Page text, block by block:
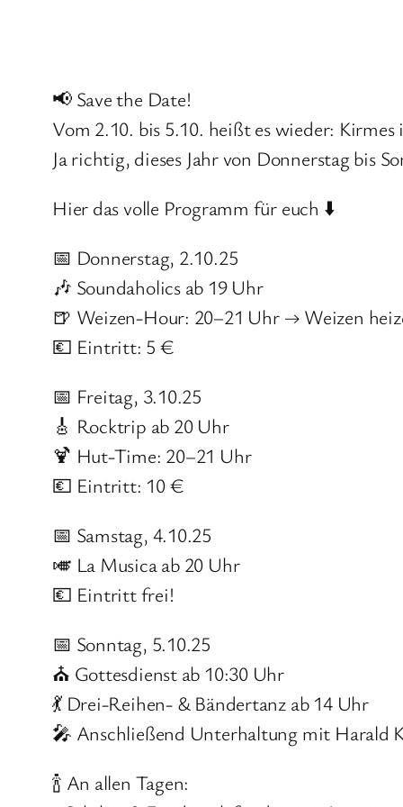
📢 Save the Date!
Vom 2.10. bis 5.10. heißt es wieder: Kirmes
Ja richtig, dieses Jahr von Donnerstag bis
Hier das volle Programm für euch ⬇️
📅 Donnerstag, 2.10.25
🎶 Soundaholics ab 19 Uhr
🍺 Weizen-Hour: 20–21 Uhr → Weizen
💶 Eintritt: 5 €
📅 Freitag, 3.10.25
🎸 Rocktrip ab 20 Uhr
🍹 Hut-Time: 20–21 Uhr
💶 Eintritt: 10 €
📅 Samstag, 4.10.25
🎺 La Musica ab 20 Uhr
💶 Eintritt frei!
📅 Sonntag, 5.10.25
⛪ Gottesdienst ab 10:30 Uhr
💃 Drei-Reihen- & Bändertanz ab 14 Uhr
🎤 Anschließend Unterhaltung mit Harald
🍾 An allen Tagen: